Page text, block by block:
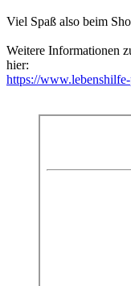
Viel Spaß also beim
Weitere Informationen
hier:
https://